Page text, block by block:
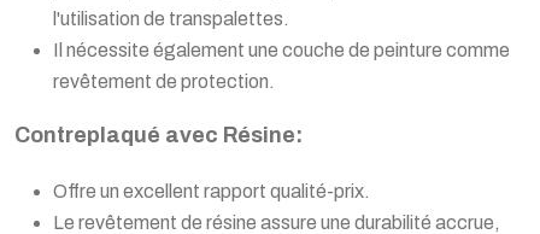
l'utilisation de transpalettes.
Il nécessite également une couche de peinture comme
revêtement de protection.
Contreplaqué avec Résine:
Offre un excellent rapport qualité-prix.
Le revêtement de résine assure une durabilité accrue,